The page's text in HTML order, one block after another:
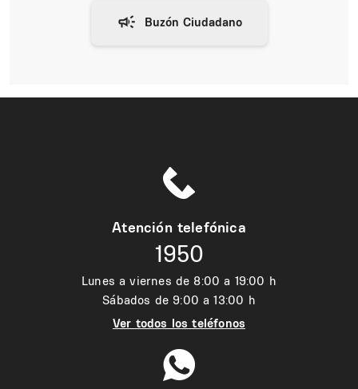
Atención telefónica
1950
Lunes a viernes de 8:00 a 19:00 h
Sábados de 9:00 a 13:00 h
Ver todos los teléfonos